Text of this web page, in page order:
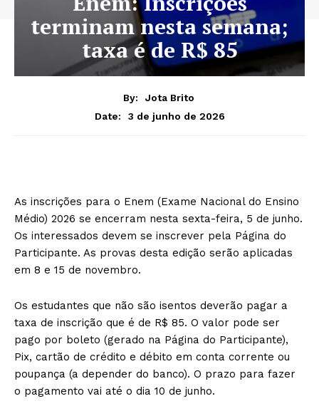
terminam nesta semana;
taxa é de R$ 85
By:
Jota Brito
Date:
3 de junho de 2026
As inscrições para o Enem (Exame Nacional do Ensino
Médio) 2026 se encerram nesta sexta-feira, 5 de junho.
Os interessados devem se inscrever pela Página do
Participante. As provas desta edição serão aplicadas
em 8 e 15 de novembro.
Os estudantes que não são isentos deverão pagar a
taxa de inscrição que é de R$ 85. O valor pode ser
pago por boleto (gerado na Página do Participante),
Pix, cartão de crédito e débito em conta corrente ou
poupança (a depender do banco). O prazo para fazer
o pagamento vai até o dia 10 de junho.